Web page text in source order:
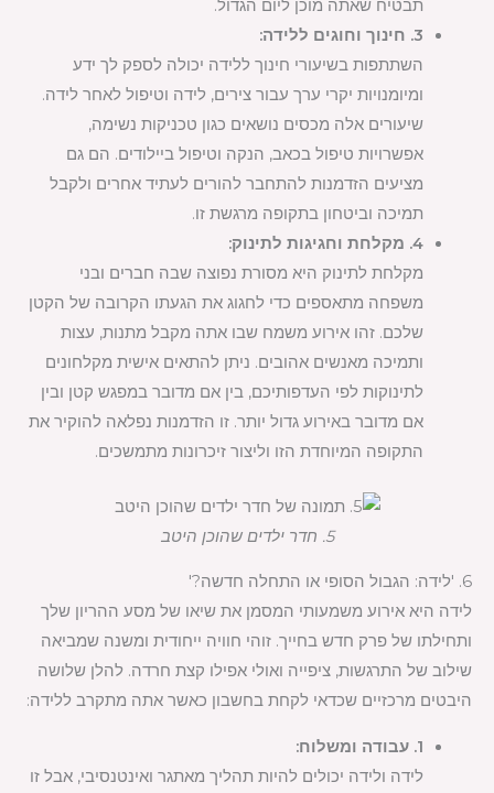
תבטיח שאתה מוכן ליום הגדול.
3. חינוך וחוגים ללידה:
השתתפות בשיעורי חינוך ללידה יכולה לספק לך ידע
ומיומנויות יקרי ערך עבור צירים, לידה וטיפול לאחר לידה.
שיעורים אלה מכסים נושאים כגון טכניקות נשימה,
אפשרויות טיפול בכאב, הנקה וטיפול ביילודים. הם גם
מציעים הזדמנות להתחבר להורים לעתיד אחרים ולקבל
תמיכה וביטחון בתקופה מרגשת זו.
4. מקלחת וחגיגות לתינוק:
מקלחת לתינוק היא מסורת נפוצה שבה חברים ובני
משפחה מתאספים כדי לחגוג את הגעתו הקרובה של הקטן
שלכם. זהו אירוע משמח שבו אתה מקבל מתנות, עצות
ותמיכה מאנשים אהובים. ניתן להתאים אישית מקלחונים
לתינוקות לפי העדפותיכם, בין אם מדובר במפגש קטן ובין
אם מדובר באירוע גדול יותר. זו הזדמנות נפלאה להוקיר את
התקופה המיוחדת הזו וליצור זיכרונות מתמשכים.
5. חדר ילדים שהוכן היטב
6. 'לידה: הגבול הסופי או התחלה חדשה?'
לידה היא אירוע משמעותי המסמן את שיאו של מסע ההריון שלך
ותחילתו של פרק חדש בחייך. זוהי חוויה ייחודית ומשנה שמביאה
שילוב של התרגשות, ציפייה ואולי אפילו קצת חרדה. להלן שלושה
היבטים מרכזיים שכדאי לקחת בחשבון כאשר אתה מתקרב ללידה:
1. עבודה ומשלוח:
לידה ולידה יכולים להיות תהליך מאתגר ואינטנסיבי, אבל זו